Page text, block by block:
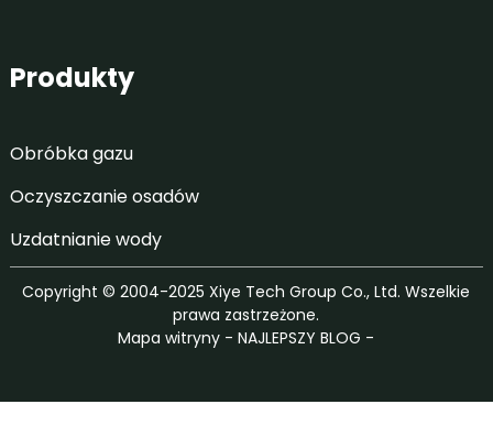
Produkty
Obróbka gazu
Oczyszczanie osadów
Uzdatnianie wody
Copyright © 2004-2025 Xiye Tech Group Co., Ltd. Wszelkie
prawa zastrzeżone.
Mapa witryny -NAJLEPSZY BLOG -